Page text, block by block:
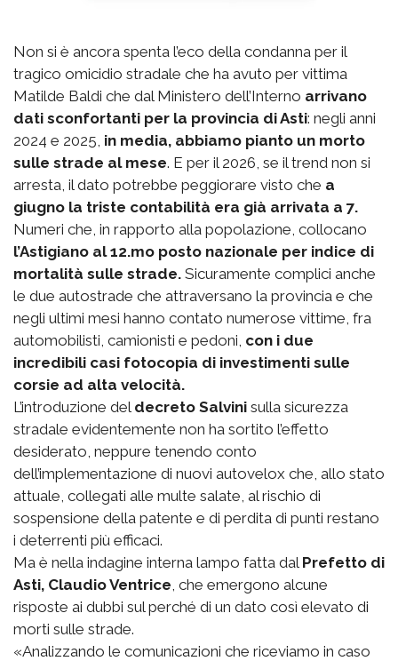
Non si è ancora spenta l’eco della condanna per il
tragico omicidio stradale che ha avuto per vittima
Matilde Baldi che dal Ministero dell’Interno arrivano
dati sconfortanti per la provincia di Asti: negli anni
2024 e 2025, in media, abbiamo pianto un morto
sulle strade al mese. E per il 2026, se il trend non si
arresta, il dato potrebbe peggiorare visto che a
giugno la triste contabilità era già arrivata a 7.
Numeri che, in rapporto alla popolazione, collocano
l’Astigiano al 12.mo posto nazionale per indice di
mortalità sulle strade. Sicuramente complici anche
le due autostrade che attraversano la provincia e che
negli ultimi mesi hanno contato numerose vittime, fra
automobilisti, camionisti e pedoni, con i due
incredibili casi fotocopia di investimenti sulle
corsie ad alta velocità.
L’introduzione del decreto Salvini sulla sicurezza
stradale evidentemente non ha sortito l’effetto
desiderato, neppure tenendo conto
dell’implementazione di nuovi autovelox che, allo stato
attuale, collegati alle multe salate, al rischio di
sospensione della patente e di perdita di punti restano
i deterrenti più efficaci.
Ma è nella indagine interna lampo fatta dal Prefetto di
Asti, Claudio Ventrice , che emergono alcune
risposte ai dubbi sul perché di un dato così elevato di
morti sulle strade.
«Analizzando le comunicazioni che riceviamo in caso